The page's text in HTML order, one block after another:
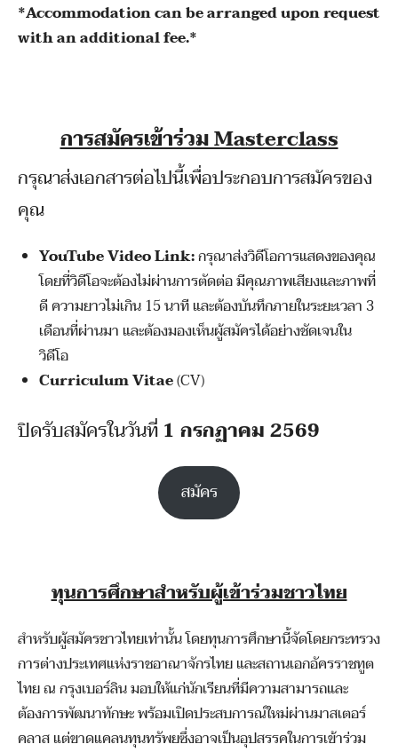
*Accommodation can be arranged upon request
with an additional fee.*
การสมัครเข้าร่วม Masterclass
กรุณาส่งเอกสารต่อไปนี้เพื่อประกอบการสมัครของ
คุณ
YouTube Video Link:กรุณาส่งวิดีโอการแสดงของคุณ
โดยที่วิดีโอจะต้องไม่ผ่านการตัดต่อ มีคุณภาพเสียงและภาพที่
ดี ความยาวไม่เกิน 15 นาที และต้องบันทึกภายในระยะเวลา 3
เดือนที่ผ่านมา และต้องมองเห็นผู้สมัครได้อย่างชัดเจนใน
วิดีโอ
Curriculum Vitae(CV)
ปิดรับสมัครในวันที่1 กรกฏาคม 2569
สมัคร
ทุนการศึกษาสำหรับผู้เข้าร่วมชาวไทย
สำหรับผู้สมัครชาวไทยเท่านั้น โดยทุนการศึกษานี้จัดโดยกระทรวง
การต่างประเทศแห่งราชอาณาจักรไทย และสถานเอกอัครราชทูต
ไทย ณ กรุงเบอร์ลิน มอบให้แก่นักเรียนที่มีความสามารถและ
ต้องการพัฒนาทักษะ พร้อมเปิดประสบการณ์ใหม่ผ่านมาสเตอร์
คลาส แต่ขาดแคลนทุนทรัพยซึ่งอาจเป็นอุปสรรคในการเข้าร่วม